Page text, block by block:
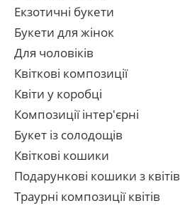
Екзотичні букети
Букети для жінок
Для чоловіків
Квіткові композиції
Квіти у коробці
Композиції інтер'єрні
Букет із солодощів
Квіткові кошики
Подарункові кошики з квітів
Траурні композиції квітів